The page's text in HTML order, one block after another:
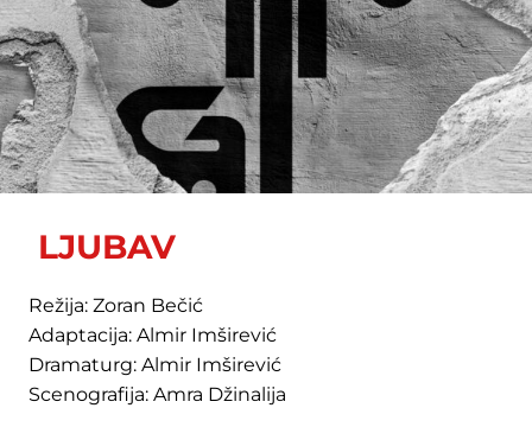
LJUBAV
Režija: Zoran Bečić
Adaptacija: Almir Imširević
Dramaturg: Almir Imširević
Scenografija: Amra Džinalija